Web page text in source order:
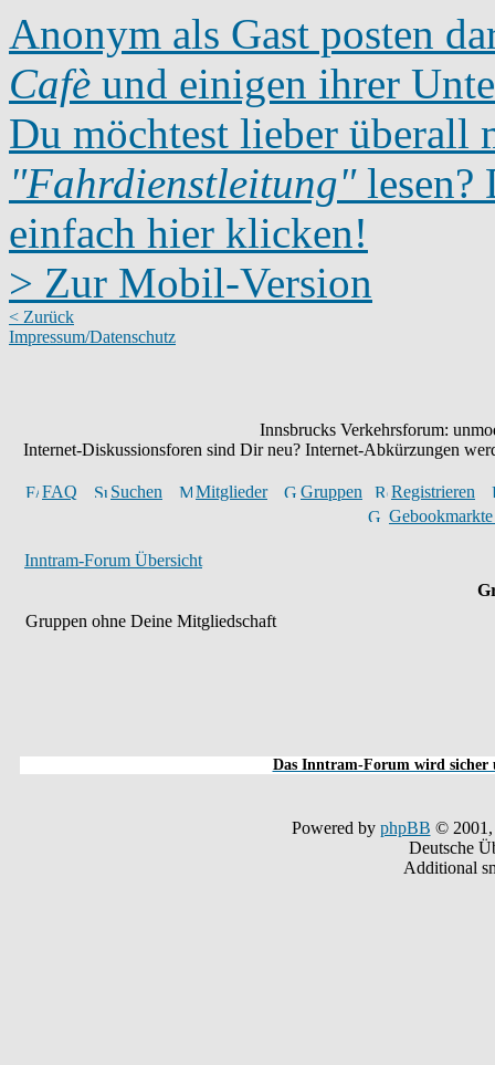
Anonym als Gast posten
Cafè und einigen ihrer
Du möchtest lieber überall
"Fahrdienstleitung"lesen?
einfach hier klicken!
> Zur Mobil-Version
< Zurück
Impressum/Datenschutz
Innsbrucks Verkehrsforum:
Internet-Diskussionsforen sind Dir neu? Internet-Abkürzungen
FAQ Suchen Mitglieder Gruppen
Registrieren
Inntram-Forum Übersicht
Gruppen ohne Deine Mitgliedschaft
Das Inntram-Forum wird sicher
Powered by phpBB © 2001,
Deutsche
Additional